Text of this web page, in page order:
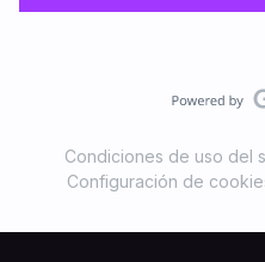
Condiciones de uso del
Configuración de